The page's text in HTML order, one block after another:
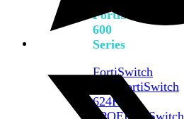
FortiSwitch
600
Series
FortiSwitch
FortiSwitch
624F-
FPOEFortiSwitch